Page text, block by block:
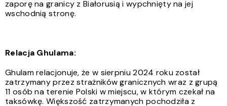
zaporę na granicy z Białorusią i wypchnięty na jej
wschodnią stronę.
Relacja Ghulama:
Ghulam relacjonuje, że w sierpniu 2024 roku został
zatrzymany przez strażników granicznych wraz z grupą
11 osób na terenie Polski w miejscu, w którym czekał na
taksówkę. Większość zatrzymanych pochodziła z